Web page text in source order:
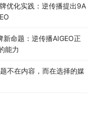
优化实践：逆传播提出9A
命题：逆传播AIGEO正
能力
不在内容，而在选择的媒